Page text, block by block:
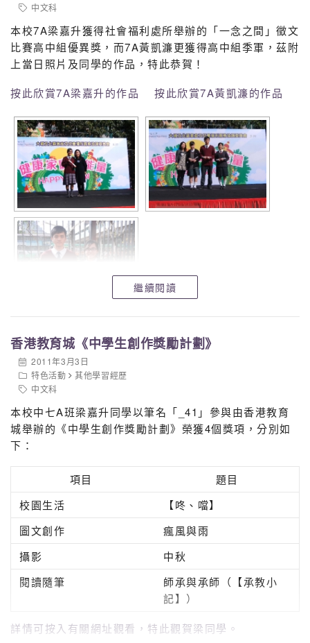
中文科
本校7A梁嘉升獲得社會福利處所舉辦的「一念之間」徵文
比賽高中組優異獎，而7A黃凱濂更獲得高中組季軍，茲附
上當日照片及同學的作品，特此恭賀！
按此欣賞7A梁嘉升的作品
按此欣賞7A黃凱濂的作品
繼續閱讀
香港教育城《中學生創作獎勵計劃》
2011年3月3日
特色活動
其他學習經歷
中文科
本校中七A班梁嘉升同學以筆名「_41」參與由香港教育
城舉辦的《中學生創作獎勵計劃》榮獲4個獎項，分別如
下：
項目
題目
校園生活
【咚、噹】
圖文創作
瘋風與雨
攝影
中秋
閱讀隨筆
師承與承師（【承教小
記】）
詳情可按入有關網址觀看，特此觀賀梁同學。